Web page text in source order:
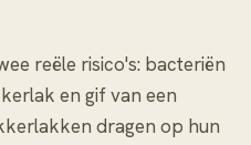
reële risico's: bacteriën
en gif van een
dragen op hun